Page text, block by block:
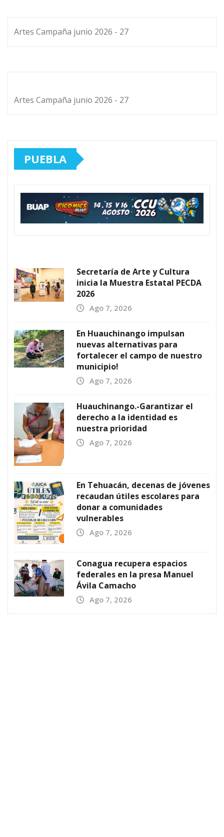
Artes Campaña junio 2026 - 27
Artes Campaña junio 2026 - 27
PUEBLA
Secretaría de Arte y Cultura
inicia la Muestra Estatal PECDA
2026
Ago 7, 2026
En Huauchinango impulsan
nuevas alternativas para
fortalecer el campo de nuestro
municipio!
Ago 7, 2026
Huauchinango.-Garantizar el
derecho a la identidad es
nuestra prioridad
Ago 7, 2026
En Tehuacán, decenas de jóvenes
recaudan útiles escolares para
donar a comunidades
vulnerables
Ago 7, 2026
Conagua recupera espacios
federales en la presa Manuel
Ávila Camacho
Ago 7, 2026